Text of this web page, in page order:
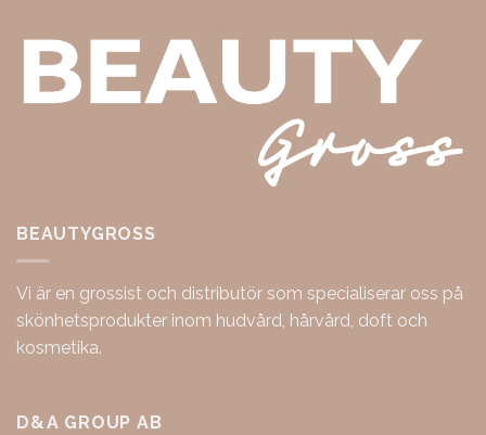
BEAUTYGROSS
Vi är en grossist och distributör som specialiserar oss på
skönhetsprodukter inom hudvård, hårvård, doft och
kosmetika.
D&A GROUP AB